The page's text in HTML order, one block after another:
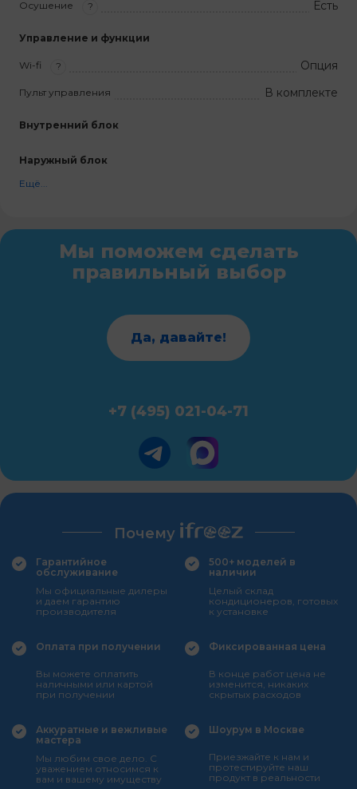
Осушение ? Есть
Управление и функции
Wi-fi ? Опция
Пульт управления В комплекте
Внутренний блок
Наружный блок
Ещё...
Мы поможем сделать
правильный выбор
Да, давайте!
+7 (495) 021-04-71
Почему
Гарантийное
обслуживание
Мы официальные дилеры
и даем гарантию
производителя
500+ моделей в
наличии
Целый склад
кондиционеров, готовых
к установке
Оплата при получении
Вы можете оплатить
наличными или картой
при получении
Фиксированная цена
В конце работ цена не
изменится, никаких
скрытых расходов
Аккуратные и вежливые
мастера
Мы любим свое дело. С
уважением относимся к
вам и вашему имуществу
Шоурум в Москве
Приезжайте к нам и
протестируйте наш
продукт в реальности